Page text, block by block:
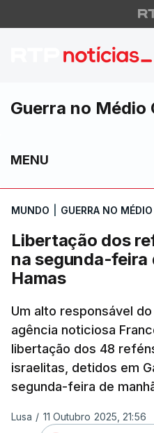
Guerra no Médio
MENU
MUNDO GUERRA NO
Libertação dos
na segunda-feira
Hamas
Um alto responsável
agência noticiosa
libertação dos 48
israelitas, detidos em
segunda-feira de
Lusa / 11 Outubro 2025, 21:56